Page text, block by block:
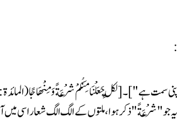
"شِرْعَةً " ذکر ہوا، ملتوں کے الگ الگ شعار اسی